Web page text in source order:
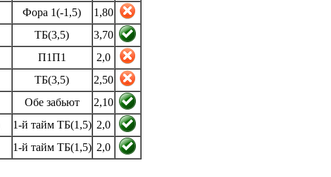
Фора 1(-1,5)
1,80
ТБ(3,5)
3,70
П1П1
2,0
ТБ(3,5)
2,50
Обе забьют
2,10
1-й тайм ТБ(1,5) 2,0
1-й тайм ТБ(1,5) 2,0